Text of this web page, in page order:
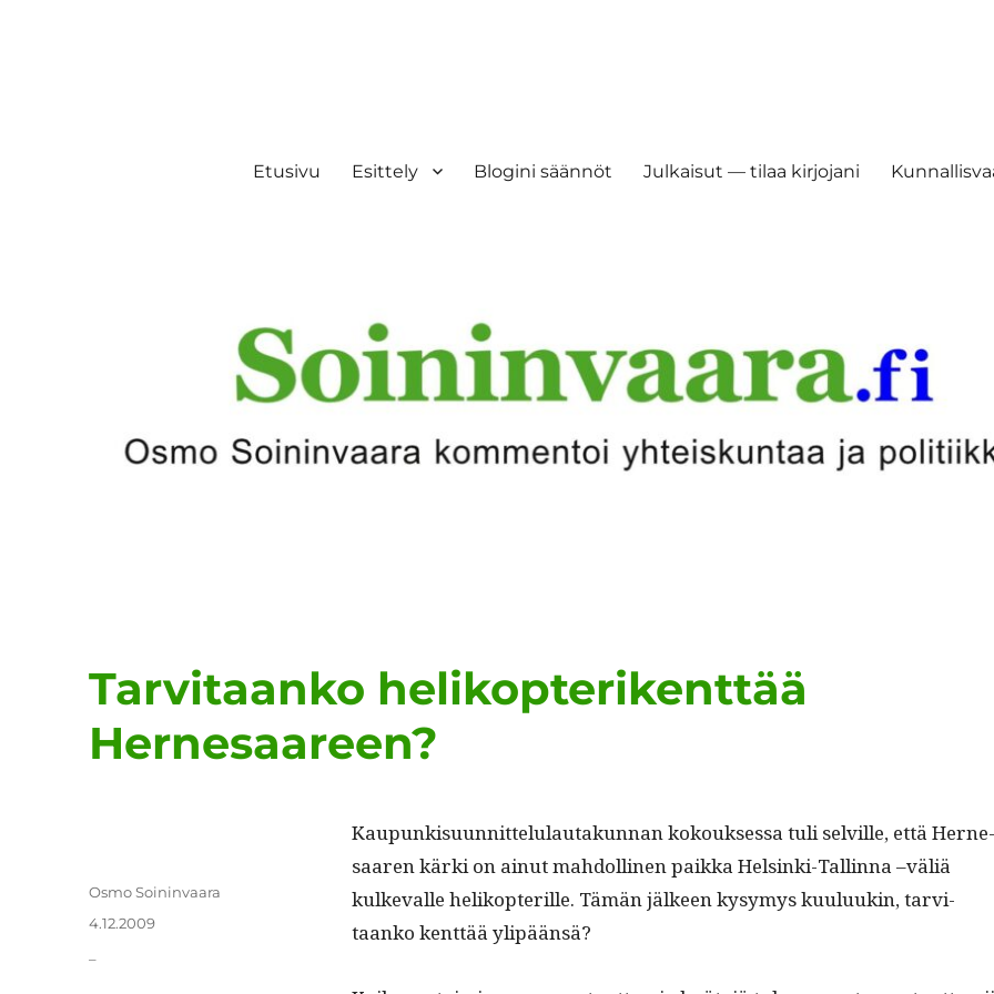
Etusivu Esittely Blogini säännöt Julkaisut — tilaa kirjojani
Tarvitaanko helikopterikenttää
Hernesaareen?
Kaupunkisu­un­nit­telu­lau­takun­nan kok­ouk­ses­sa tuli selville, että Her­ne­
saaren kär­ki on ain­ut mah­dolli­nen paik­ka Helsin­ki-Tallinna –väliä
kulke­valle helikopter­ille. Tämän jäl­keen kysymys kuu­luukin, tarvi­
taanko kent­tää ylipäänsä?
Kirjoittaja
Osmo Soininvaara
Julkaistu
4.12.2009